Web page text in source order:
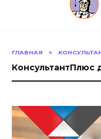
ГЛАВНАЯ »
КонсультантПлюс